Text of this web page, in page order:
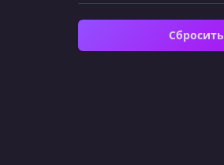
Сбросить